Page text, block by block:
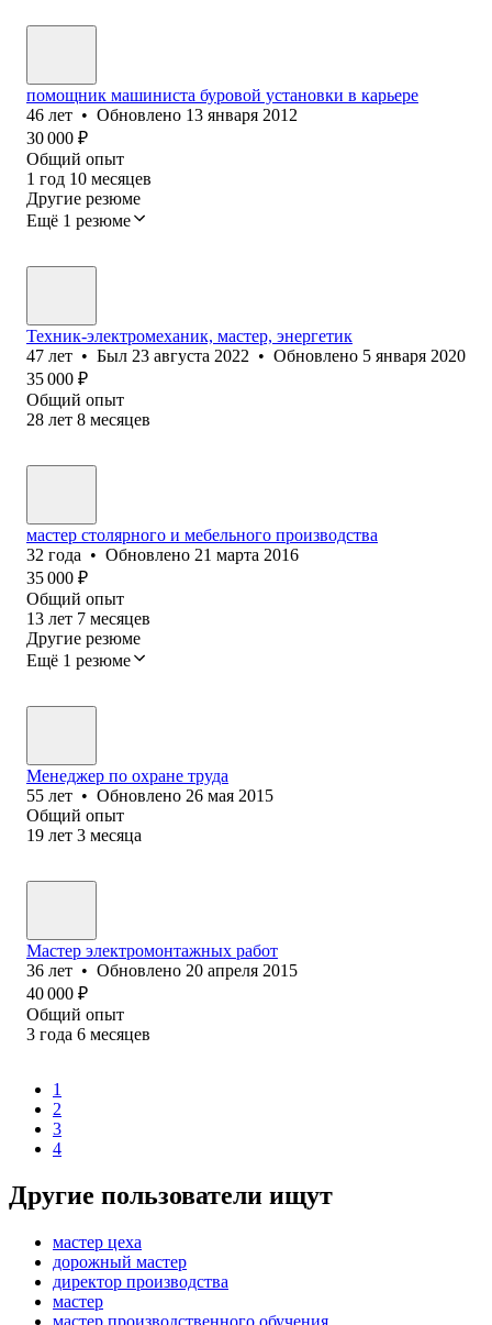
помощник машиниста буровой установки в карьере
46 лет • Обновлено 13 января 2012
30 000 ₽
Общий опыт
1 год 10 месяцев
Другие резюме
Ещё 1 резюме
Техник-электромеханик, мастер, энергетик
47 лет • Был 23 августа 2022 • Обновлено 5 января 2020
35 000 ₽
Общий опыт
28 лет 8 месяцев
мастер столярного и мебельного производства
32 года • Обновлено 21 марта 2016
35 000 ₽
Общий опыт
13 лет 7 месяцев
Другие резюме
Ещё 1 резюме
Менеджер по охране труда
55 лет • Обновлено 26 мая 2015
Общий опыт
19 лет 3 месяца
Мастер электромонтажных работ
36 лет • Обновлено 20 апреля 2015
40 000 ₽
Общий опыт
3 года 6 месяцев
1
2
3
4
Другие пользователи ищут
мастер цеха
дорожный мастер
директор производства
мастер
мастер производственного обучения